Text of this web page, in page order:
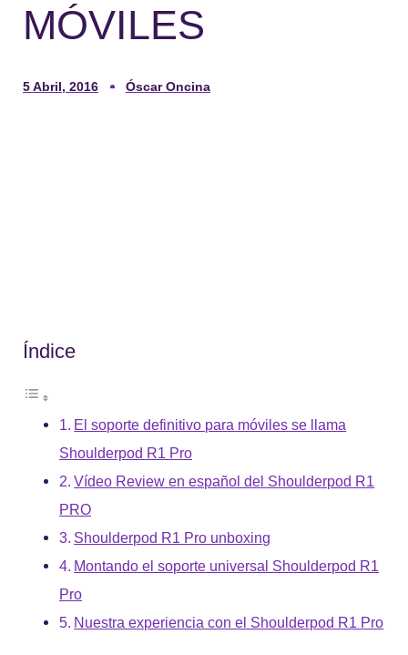
MÓVILES
5 Abril, 2016 Óscar Oncina
Índice
El soporte definitivo para móviles se llama
Shoulderpod R1 Pro
Vídeo Review en español del Shoulderpod R1
PRO
Shoulderpod R1 Pro unboxing
Montando el soporte universal Shoulderpod R1
Pro
Nuestra experiencia con el Shoulderpod R1 Pro